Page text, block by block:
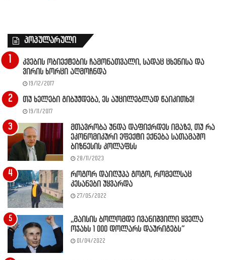
პოპულარული
კვების ობიექტების ჩამონათვალი, სადაც ცხენისა და
ვირის ხორცი აღმოჩნდა
19/12/2017
თუ ხელები გიბუჟდება, ეს აუცილებლად წაიკითხე!
19/11/2017
მთავრობა უნდა დაფიქრდეს იმაზე, თუ რა
ეკონომიკური ეფექტი ექნება სათამაშო
ბიზნესის კოლაფსს
28/11/2023
როგორ დაიღუპა გოგო, რომელსაც
კესანები უყვარდა
27/05/2022
,,მაისის ბოლომდე ივანიშვილი ყველა
ოჯახს 1 000 დოლარს დაურიგებს”
01/04/2022